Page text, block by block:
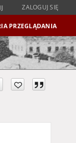
ZALOGUJ SIĘ
PRZEGLĄDANIA